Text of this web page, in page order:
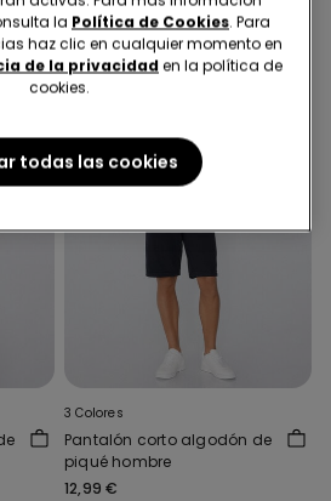
3 Colores
Pantalón corto algodón de
piqué hombre
12,99 €
la Política de Cookies. Para
haz clic en cualquier momento en
de la privacidad en la política de
cookies.
todas las cookies